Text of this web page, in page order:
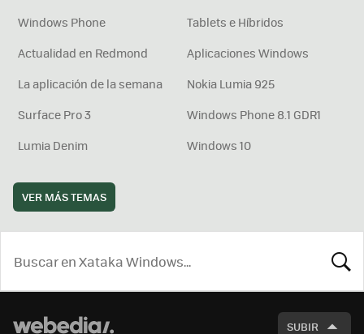
Windows Phone
Tablets e Híbridos
Actualidad en Redmond
Aplicaciones Windows
La aplicación de la semana
Nokia Lumia 925
Surface Pro 3
Windows Phone 8.1 GDR1
Lumia Denim
Windows 10
VER MÁS TEMAS
SUBIR